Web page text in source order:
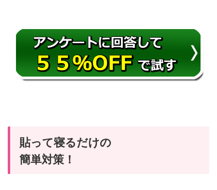
貼って寝るだけの
簡単対策！